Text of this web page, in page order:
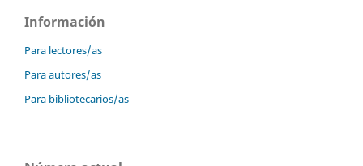
Información
Para lectores/as
Para autores/as
Para bibliotecarios/as